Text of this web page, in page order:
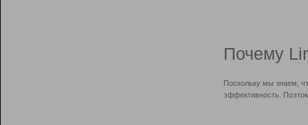
Почему
Поскольку мы знаем,
эффективность.